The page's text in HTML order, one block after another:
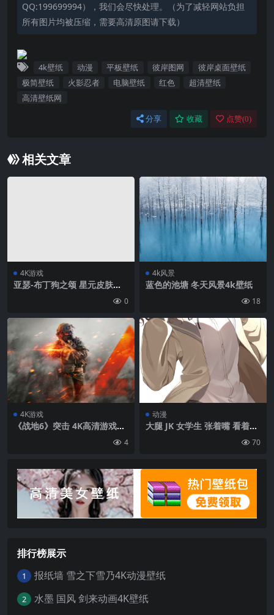
QQ:199699994），我们会尽快处理。（为了减轻网站负担
所有图片均被压缩，需要高清原图请下载）
4k壁纸 动漫 平板壁纸 彼岸图网
彼岸桌面壁纸
极简壁纸
火影忍者 电脑壁纸 红色
超清壁纸
高清壁纸网
分享 收藏 点赞(0)
相关文章
4K游戏
亚瑟-布丁狗之颂 星元皮肤超
0
4k风景
蓝色的池塘 冬天风景4k壁纸
18
4K游戏
《战地6》突击 4K高清游戏壁
4
动漫
大腿 JK 女学生 张着嘴 看着观
运动鞋 裙子 肖像展示 棕色眼70
排行榜展示
1 报纸墙 雪之下雪乃4K动漫壁纸
2 水墨 国风 剑来动画4K壁纸